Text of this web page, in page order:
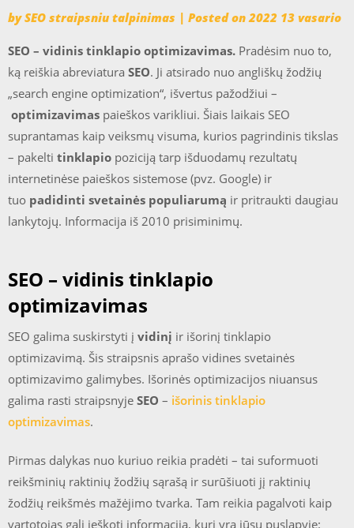
bySEO straipsniu talpinimas | Posted on2022 13 vasario
SEO – vidinis tinklapio optimizavimas. Pradėsim nuo to,
ką reiškia abreviatura SEO. Ji atsirado nuo angliškų žodžių
„search engine optimization“, išvertus pažodžiui –
optimizavimas paieškos varikliui. Šiais laikais SEO
suprantamas kaip veiksmų visuma, kurios pagrindinis tikslas
– pakelti tinklapio poziciją tarp išduodamų rezultatų
internetinėse paieškos sistemose (pvz. Google) ir
tuo padidinti svetainės populiarumą ir pritraukti daugiau
lankytojų. Informacija iš 2010 prisiminimų.
SEO – vidinis tinklapio
optimizavimas
SEO galima suskirstyti į vidinį ir išorinį tinklapio
optimizavimą. Šis straipsnis aprašo vidines svetainės
optimizavimo galimybes. Išorinės optimizacijos niuansus
galima rasti straipsnyje SEO – išorinis tinklapio
optimizavimas.
Pirmas dalykas nuo kuriuo reikia pradėti – tai suformuoti
reikšminių raktinių žodžių sąrašą ir surūšiuoti jį raktinių
žodžių reikšmės mažėjimo tvarka. Tam reikia pagalvoti kaip
vartotojas gali ieškoti informaciją, kuri yra jūsų puslapyje: